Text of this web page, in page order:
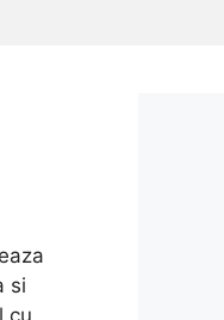
si
cu